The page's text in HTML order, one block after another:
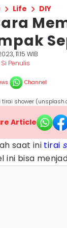
Life DIY
11:15 WIB
Penulis
Channel
shower
Article
saat ini tirai
ini bisa